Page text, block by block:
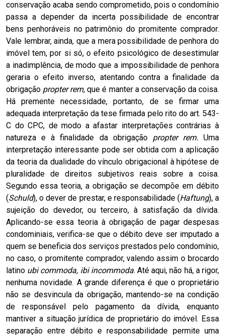
conservação acaba sendo comprometido, pois o condomínio
passa a depender da incerta possibilidade de encontrar
bens penhoráveis no patrimônio do promitente comprador.
Vale lembrar, ainda, que a mera possibilidade de penhora do
imóvel tem, por si só, o efeito psicológico de desestimular
a inadimplência, de modo que a impossibilidade de penhora
geraria o efeito inverso, atentando contra a finalidade da
obrigação propter rem, que é manter a conservação da coisa.
Há premente necessidade, portanto, de se firmar uma
adequada interpretação da tese firmada pelo rito do art. 543-
C do CPC, de modo a afastar interpretações contrárias à
natureza e à finalidade da obrigação propter rem. Uma
interpretação interessante pode ser obtida com a aplicação
da teoria da dualidade do vínculo obrigacional à hipótese de
pluralidade de direitos subjetivos reais sobre a coisa.
Segundo essa teoria, a obrigação se decompõe em débito
(Schuld), o dever de prestar, e responsabilidade (Haftung), a
sujeição do devedor, ou terceiro, à satisfação da dívida.
Aplicando-se essa teoria à obrigação de pagar despesas
condominiais, verifica-se que o débito deve ser imputado a
quem se beneficia dos serviços prestados pelo condomínio,
no caso, o promitente comprador, valendo assim o brocardo
latino ubi commoda, ibi incommoda. Até aqui, não há, a rigor,
nenhuma novidade. A grande diferença é que o proprietário
não se desvincula da obrigação, mantendo-se na condição
de responsável pelo pagamento da dívida, enquanto
mantiver a situação jurídica de proprietário do imóvel. Essa
separação entre débito e responsabilidade permite uma